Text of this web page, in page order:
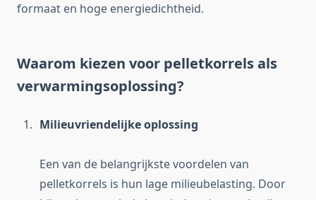
formaat en hoge energiedichtheid.
Waarom kiezen voor pelletkorrels als
verwarmingsoplossing?
Milieuvriendelijke oplossing
Een van de belangrijkste voordelen van
pelletkorrels is hun lage milieubelasting. Door